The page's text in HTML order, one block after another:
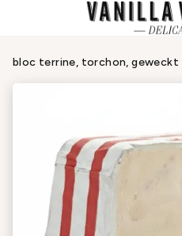
bloc terrine, torchon, geweckt